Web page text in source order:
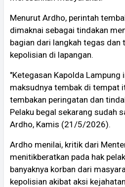
Menurut Ardho, perintah
dimaknai sebagai tindakan
bagian dari langkah tegas dan
kepolisian di lapangan.
"Ketegasan Kapolda Lampung
maksudnya tembak di tempat
tembakan peringatan dan
Pelaku begal sekarang sudah
Ardho, Kamis (21/5/2026).
Ardho menilai, kritik dari
menitikberatkan pada hak
banyaknya korban dari
kepolisian akibat aksi